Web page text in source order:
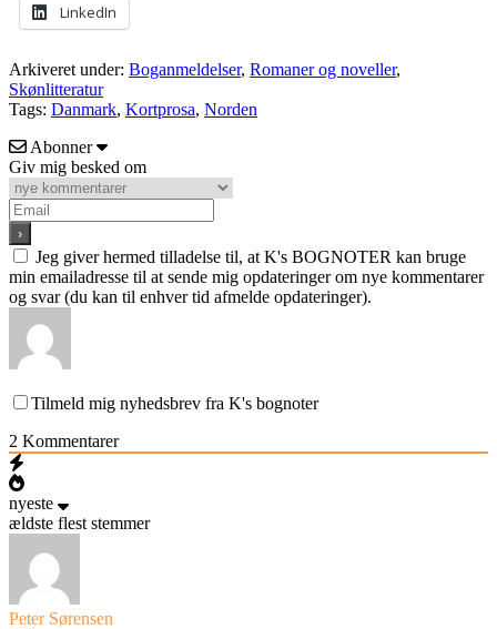
LinkedIn
Arkiveret under: Boganmeldelser, Romaner og noveller,
Skønlitteratur
Tags: Danmark, Kortprosa, Norden
Abonner
Giv mig besked om
Jeg giver hermed tilladelse til, at K's BOGNOTER kan bruge
min emailadresse til at sende mig opdateringer om nye kommentarer
og svar (du kan til enhver tid afmelde opdateringer).
Tilmeld mig nyhedsbrev fra K's bognoter
2 Kommentarer
nyeste
ældste flest stemmer
Peter Sørensen